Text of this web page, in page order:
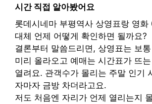
시간 직접 알아봤어요
롯데시네마 부평역사 상영표랑 영화
대체 언제 어떻게 확인하면 될까요?
결론부터 말씀드리면, 상영표는 보
미리 올라오고 예매는 시간표가 뜨
열려요. 관객수가 몰리는 주말 인기
자마자 금방 차더라고요.
저도 처음엔 자리가 언제 열리는지